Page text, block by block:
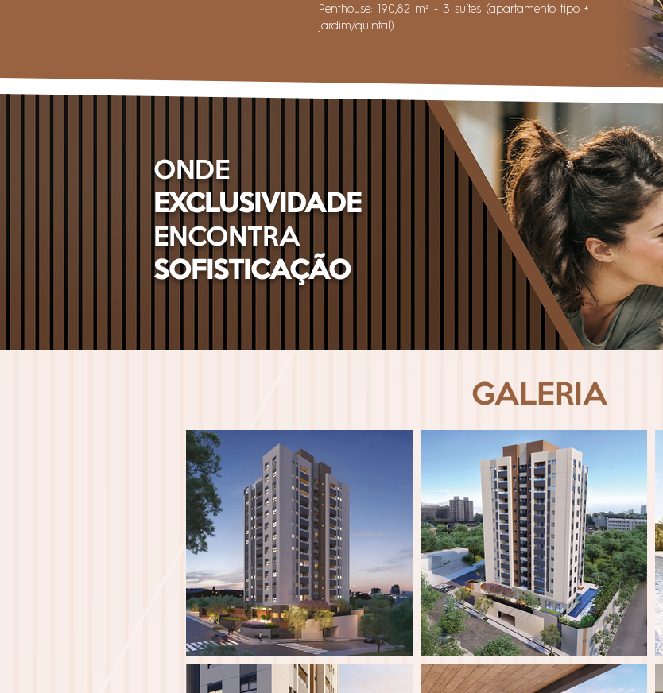
Penthouse: 190,82 m² - 3 suítes (apartamento tipo +
jardim/quintal)
ONDE
EXCLUSIVIDADE
ENCONTRA
SOFISTICAÇÃO
GALERIA